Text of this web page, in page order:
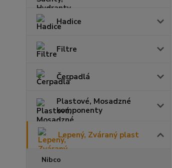
Hadice
Filtre
Čerpadlá
Plastové, Mosadzné
komponenty
Lepený, Zváraný plast
Nibco